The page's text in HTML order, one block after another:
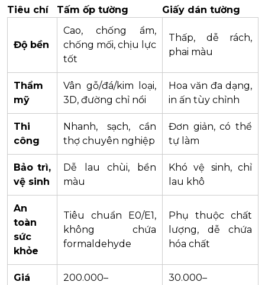
Tiêu chí Tấm ốp tường Giấy dán tường
Độ bền
Cao, chống ẩm,
chống mối, chịu lực
tốt
Thấp, dễ rách,
phai màu
Thẩm
mỹ
Vân gỗ/đá/kim loại,
3D, đường chỉ nổi
Hoa văn đa dạng,
in ấn tùy chỉnh
Thi
công
Nhanh, sạch, cần
thợ chuyên nghiệp
Đơn giản, có thể
tự làm
Bảo trì,
vệ sinh
Dễ lau chùi, bền
màu
Khó vệ sinh, chỉ
lau khô
An
toàn
sức
khỏe
Tiêu chuẩn E0/E1,
không chứa
formaldehyde
Phụ thuộc chất
lượng, dễ chứa
hóa chất
Giá
200.000–
30.000–